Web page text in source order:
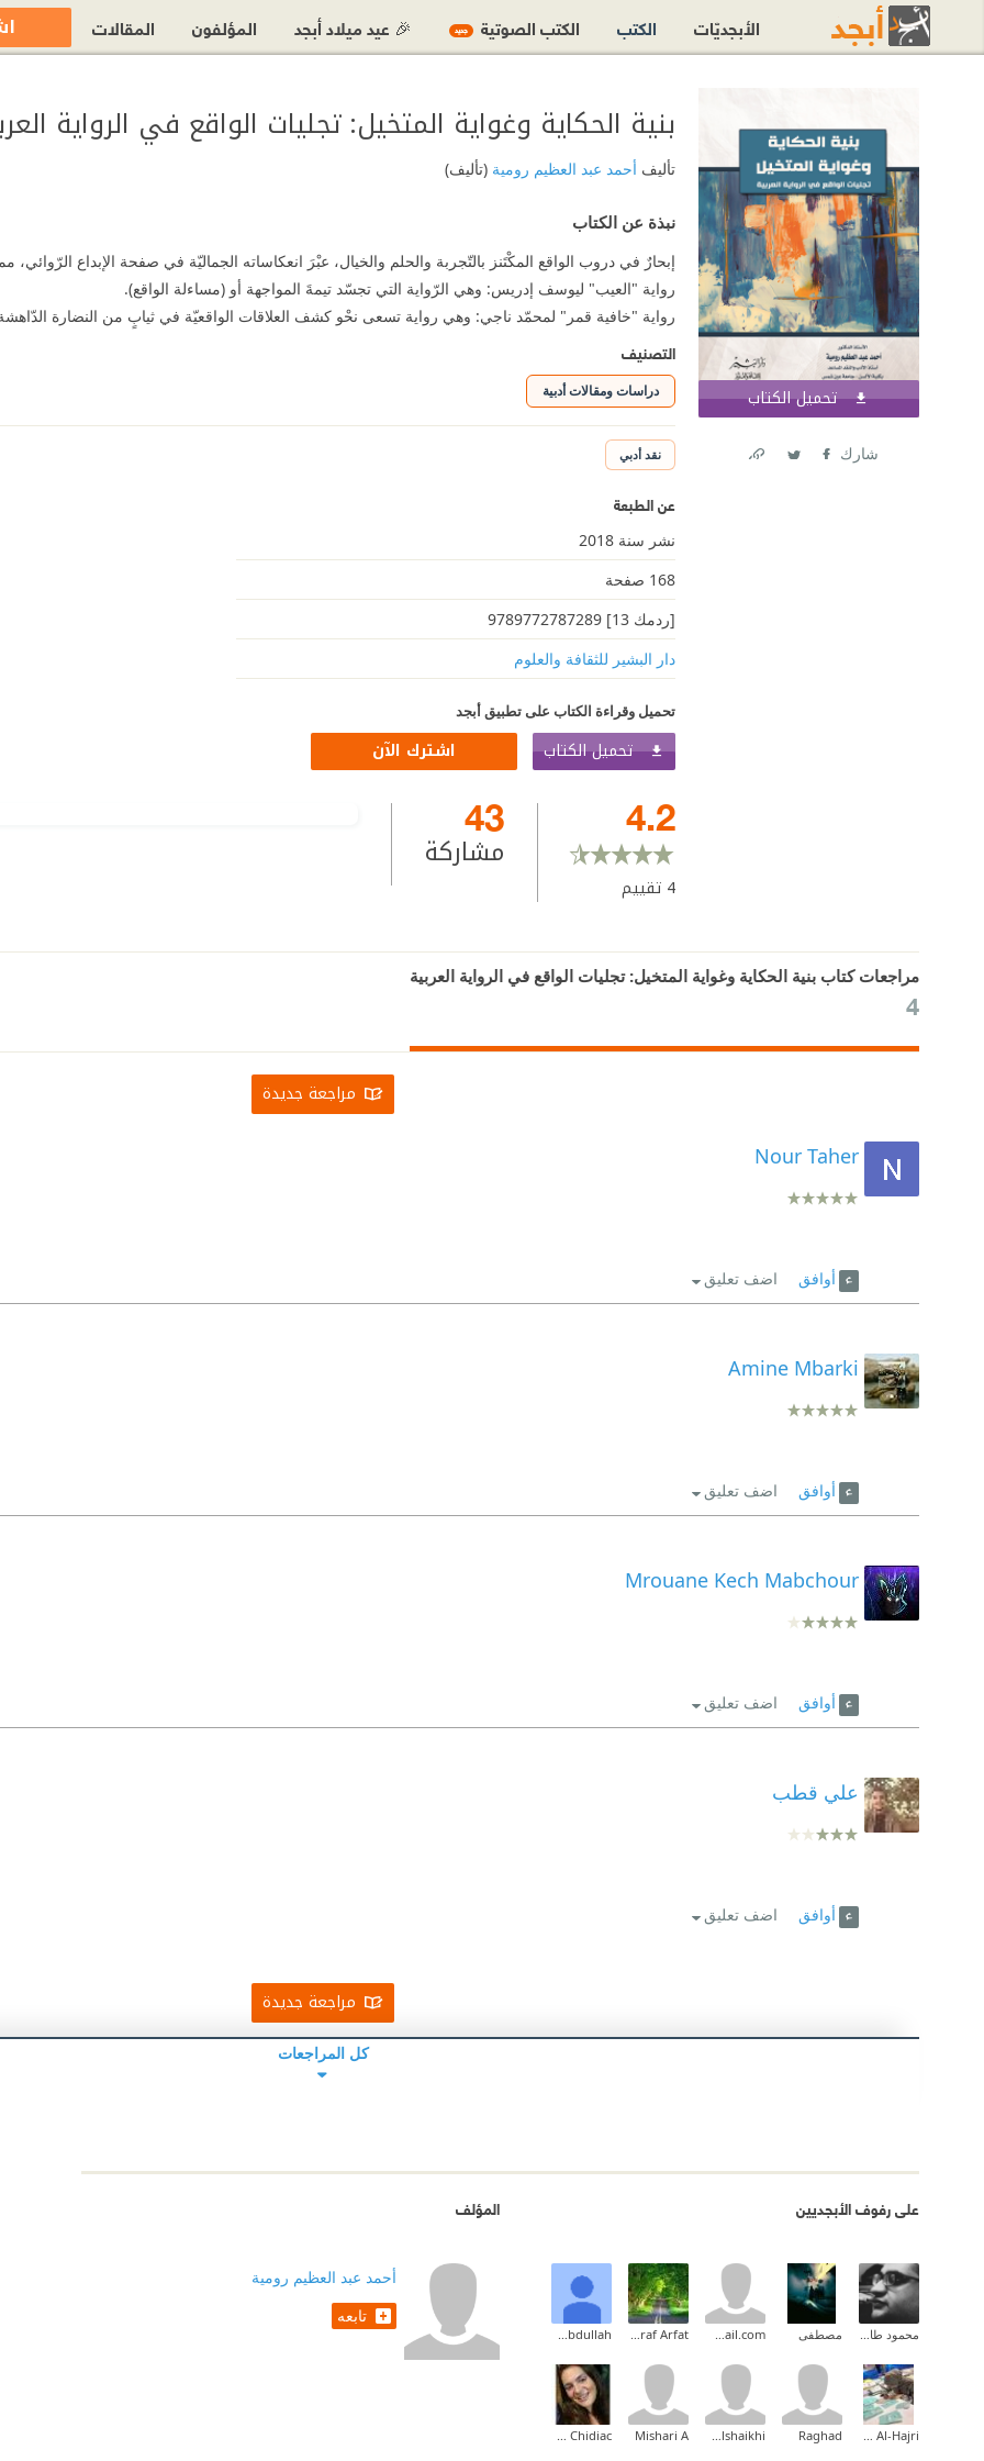
تحميل الكتاب اشترك الآن
شارك
بنية الحكاية وغواية المتخيل: تجليات الواقع في الرواية
تأليف أحمد عبد العظيم رومية(تأليف)
نبذة عن الكتاب
إبحارٌ في دروب الواقع المكْتَنز بالتّجربة والحلم والخيال، عبْرَ انعكاساته الجماليّة في صفحة الإبداع الرّوائي،
رواية "العيب" ليوسف إدريس: وهي الرّواية التي تجسّد تيمةَ المواجهة أو (مساءلة الواقع).
رواية "خافية قمر" لمحمّد ناجي: وهي رواية تسعى نحْو كشف العلاقات الواقعيّة في ثيابٍ من النضارة
التصنيف
دراسات ومقالات أدبية
نقد أدبي
عن الطبعة
نشر سنة 2018
168 صفحة
[ردمك 13] 9789772787289
دار البشير للثقافة والعلوم
تحميل وقراءة الكتاب على تطبيق أبجد
تحميل الكتاب اشترك الآن
4.2
4 تقييم
43
مشاركة
مراجعات كتاب بنية الحكاية وغواية المتخيل: تجليات الواقع في الرواية العربية
4
مراجعة جديدة
Nour Taher
أوافق اضف تعليق
Amine Mbarki
أوافق اضف تعليق
Mrouane Kech Mabchour
أوافق اضف تعليق
علي قطب
أوافق اضف تعليق
مراجعة جديدة
كل المراجعات
على رفوف الأبجديين
محمود طارق إبراهيم مصطفى safirjet@gmail.com
Ashraf Arfat
Saad Abdullah
Mariam Al-Hajri
Raghad
Amaal Alshaikhi
Mishari A
Diana Chidiac
المؤلف
أحمد عبد العظيم رومية
تابعه
الأبجديّات الكتب الكتب الصوتية جديد 🎉 عيد ميلاد أبجد المؤلفون المقالات